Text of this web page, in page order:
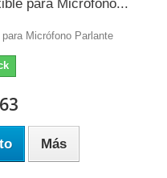
para Micrófono...
Micrófono Parlante
Más